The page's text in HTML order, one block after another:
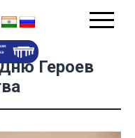
Героев